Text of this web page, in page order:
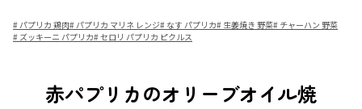
#パプリカ 鶏肉#パプリカ マリネ レンジ# なす パプリカ# 生姜焼き 野菜# チャーハン 野菜
# ズッキーニ パプリカ#セロリ パプリカ ピクルス
赤パプリカのオリーブオイル焼